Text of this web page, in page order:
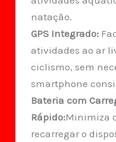
natação.
GPS Integrado:
atividades ao ar
ciclismo, sem
smartphone
Bateria com
Rápido:Minimiza
recarregar o